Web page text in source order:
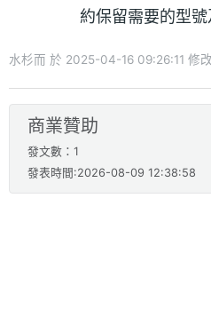
約保留需要的型
水杉而 於 2025-04-16 09:26:11 修
商業贊助
發文數：1
發表時間:2026-08-09 12:38:58